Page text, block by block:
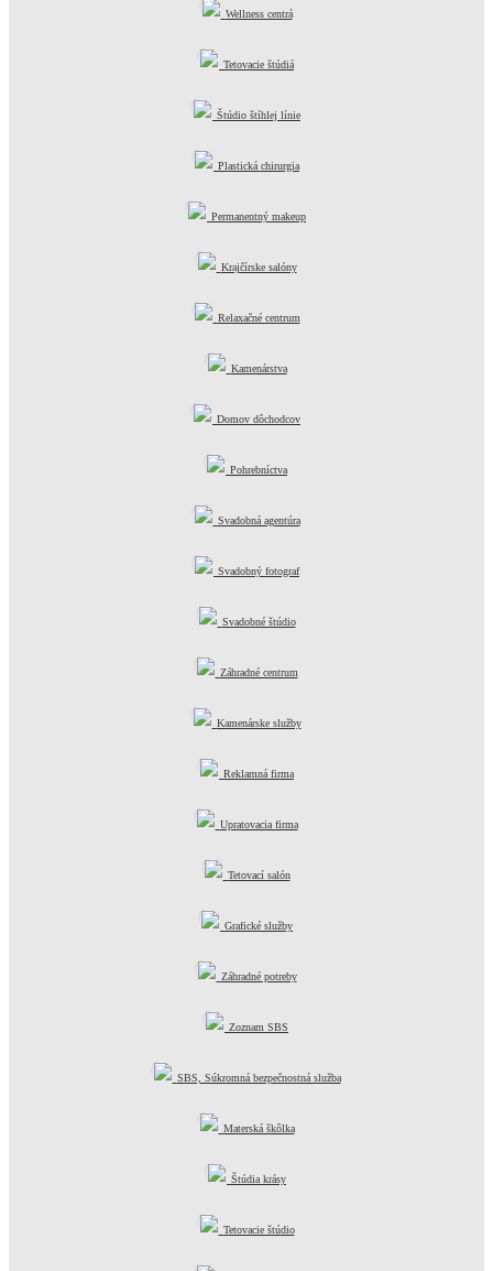
Wellness centrá
Tetovacie štúdiá
Štúdio štíhlej línie
Plastická chirurgia
Permanentný makeup
Krajčírske salóny
Relaxačné centrum
Kamenárstva
Domov dôchodcov
Pohrebníctva
Svadobná agentúra
Svadobný fotograf
Svadobné štúdio
Záhradné centrum
Kamenárske služby
Reklamná firma
Upratovacia firma
Tetovací salón
Grafické služby
Záhradné potreby
Zoznam SBS
SBS, Súkromná bezpečnostná služba
Materská škôlka
Štúdia krásy
Tetovacie štúdio